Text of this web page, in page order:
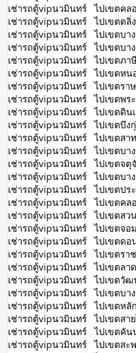
เช่ารถตู้vipนวมินทร์ ไปเขตคล
เช่ารถตู้vipนวมินทร์ ไปเขตตลิ่
เช่ารถตู้vipนวมินทร์ ไปเขตบา
เช่ารถตู้vipนวมินทร์ ไปเขตบา
เช่ารถตู้vipนวมินทร์ ไปเขตภา
เช่ารถตู้vipนวมินทร์ ไปเขตหน
เช่ารถตู้vipนวมินทร์ ไปเขตรา
เช่ารถตู้vipนวมินทร์ ไปเขตพร
เช่ารถตู้vipนวมินทร์ ไปเขตดิน
เช่ารถตู้vipนวมินทร์ ไปเขตบึง
เช่ารถตู้vipนวมินทร์ ไปเขตสา
เช่ารถตู้vipนวมินทร์ ไปเขตบา
เช่ารถตู้vipนวมินทร์ ไปเขตจตุ
เช่ารถตู้vipนวมินทร์ ไปเขตบา
เช่ารถตู้vipนวมินทร์ ไปเขตประ
เช่ารถตู้vipนวมินทร์ ไปเขตคลอ
เช่ารถตู้vipนวมินทร์ ไปเขตสว
เช่ารถตู้vipนวมินทร์ ไปเขตจอ
เช่ารถตู้vipนวมินทร์ ไปเขตดอ
เช่ารถตู้vipนวมินทร์ ไปเขตราช
เช่ารถตู้vipนวมินทร์ ไปเขตลา
เช่ารถตู้vipนวมินทร์ ไปเขตวัฒ
เช่ารถตู้vipนวมินทร์ ไปเขตบา
เช่ารถตู้vipนวมินทร์ ไปเขตหลั
เช่ารถตู้vipนวมินทร์ ไปเขตสา
เช่ารถตู้vipนวมินทร์ ไปเขตคัน
เช่ารถตู้vipนวมินทร์ ไปเขตสะ